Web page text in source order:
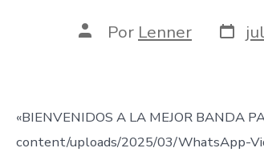
AutorPor Lenner Fecha
de
«BIENVENIDOS A LA MEJOR BANDA
content/uploads/2025/03/WhatsApp-